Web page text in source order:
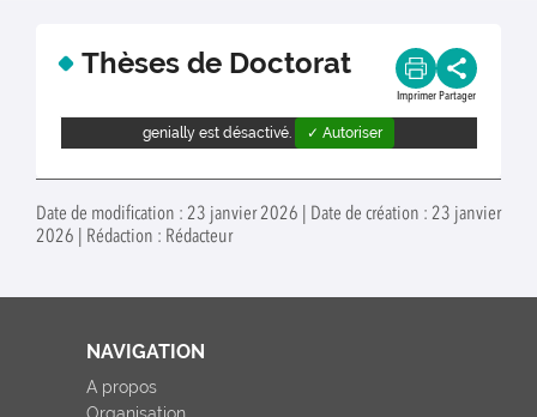
Thèses de Doctorat
Imprimer Partager
genially est désactivé. ✓ Autoriser
Date de modification : 23 janvier 2026 | Date de création : 23 janvier
2026 | Rédaction : Rédacteur
NAVIGATION
A propos